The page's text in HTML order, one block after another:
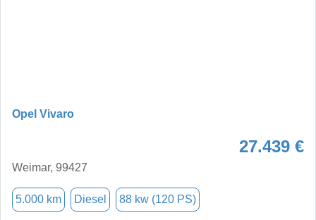
Opel Vivaro
27.439 €
Weimar, 99427
5.000 km Diesel 88 kw (120 PS)